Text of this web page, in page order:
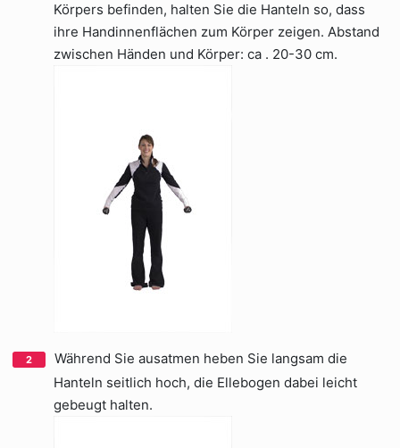
Körpers befinden, halten Sie die Hanteln so, dass
ihre Handinnenflächen zum Körper zeigen. Abstand
zwischen Händen und Körper: ca . 20-30 cm.
Während Sie ausatmen heben Sie langsam die
Hanteln seitlich hoch, die Ellebogen dabei leicht
gebeugt halten.